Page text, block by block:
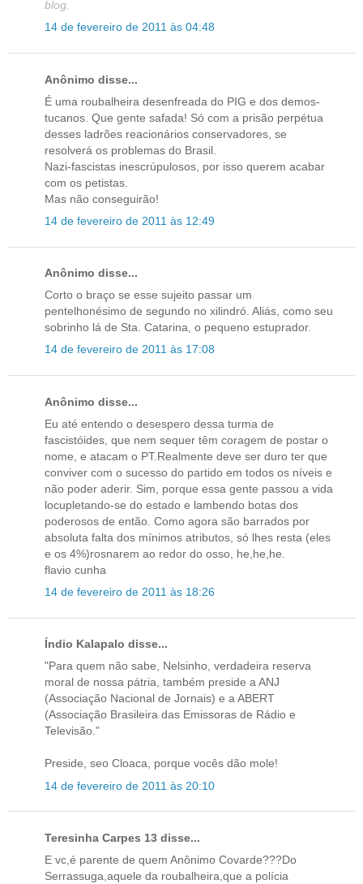
blog.
14 de fevereiro de 2011 às 04:48
Anônimo disse...
É uma roubalheira desenfreada do PIG e dos demos-
tucanos. Que gente safada! Só com a prisão perpétua
desses ladrões reacionários conservadores, se
resolverá os problemas do Brasil.
Nazi-fascistas inescrúpulosos, por isso querem acabar
com os petistas.
Mas não conseguirão!
14 de fevereiro de 2011 às 12:49
Anônimo disse...
Corto o braço se esse sujeito passar um
pentelhonésimo de segundo no xilindró. Aliás, como seu
sobrinho lá de Sta. Catarina, o pequeno estuprador.
14 de fevereiro de 2011 às 17:08
Anônimo disse...
Eu até entendo o desespero dessa turma de
fascistóides, que nem sequer têm coragem de postar o
nome, e atacam o PT.Realmente deve ser duro ter que
conviver com o sucesso do partido em todos os níveis e
não poder aderir. Sim, porque essa gente passou a vida
locupletando-se do estado e lambendo botas dos
poderosos de então. Como agora são barrados por
absoluta falta dos mínimos atributos, só lhes resta (eles
e os 4%)rosnarem ao redor do osso, he,he,he.
flavio cunha
14 de fevereiro de 2011 às 18:26
Índio Kalapalo disse...
"Para quem não sabe, Nelsinho, verdadeira reserva
moral de nossa pátria, também preside a ANJ
(Associação Nacional de Jornais) e a ABERT
(Associação Brasileira das Emissoras de Rádio e
Televisão."
Preside, seo Cloaca, porque vocês dão mole!
14 de fevereiro de 2011 às 20:10
Teresinha Carpes 13 disse...
E vc,é parente de quem Anônimo Covarde???Do
Serrassuga,aquele da roubalheira,que a polícia